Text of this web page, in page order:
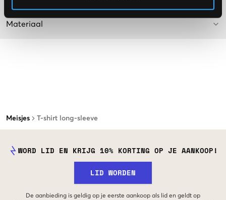
Meisjes T-shirt long-sleeve
Materiaal
WORD LID EN KRIJG 10% KORTING OP JE AANKOOP!
LID WORDEN
De aanbieding is geldig op je eerste aankoop als lid en geldt op